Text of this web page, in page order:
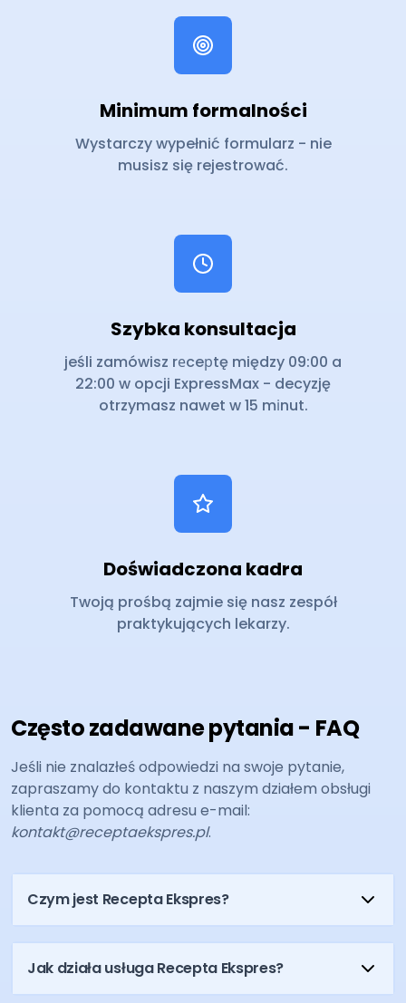
Minimum formalności
Wystarczy wypełnić formularz - nie
musisz się rejestrować.
Szybka konsultacja
jeśli zamówisz rеceрtę między 09:00 a
22:00 w opcji ExpressMax - decyzję
otrzymasz nawet w 15 mіnut.
Doświadczona kadra
Twoją prośbą zajmie się nasz zespół
praktykujących lekarzy.
Często zadawane pytania - FAQ
Jeśli nie znalazłeś odpowiedzi na swoje pytanie,
zapraszamy do kontaktu z naszym działem obsługi
klienta za pomocą adresu e-mail:
kontakt@receptaekspres.pl.
Czym jest Recepta Ekspres?
Jak działa usługa Recepta Ekspres?